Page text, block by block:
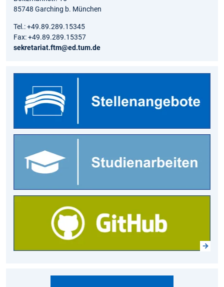
85748 Garching b. München
Tel.: +49.89.289.15345
Fax: +49.89.289.15357
sekretariat.ftm@ed.tum.de